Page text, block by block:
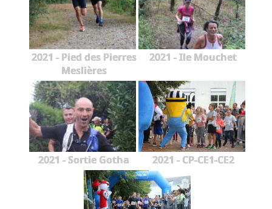
2021 - Pied des Pierres
Meslières
2021 - Ile Mouchet
2021 - Sortie Gotha 2021 - CP-CE1-CE2